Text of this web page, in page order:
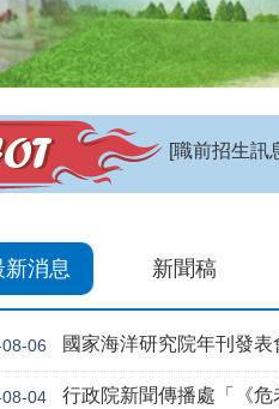
【招生訊息
新消息 新聞稿
06 國家海洋研究院年刊發
08-04 行政院新聞傳播處「《危老條例